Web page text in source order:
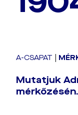
A-CSAPAT
Mutatjuk
mérkőzésén.